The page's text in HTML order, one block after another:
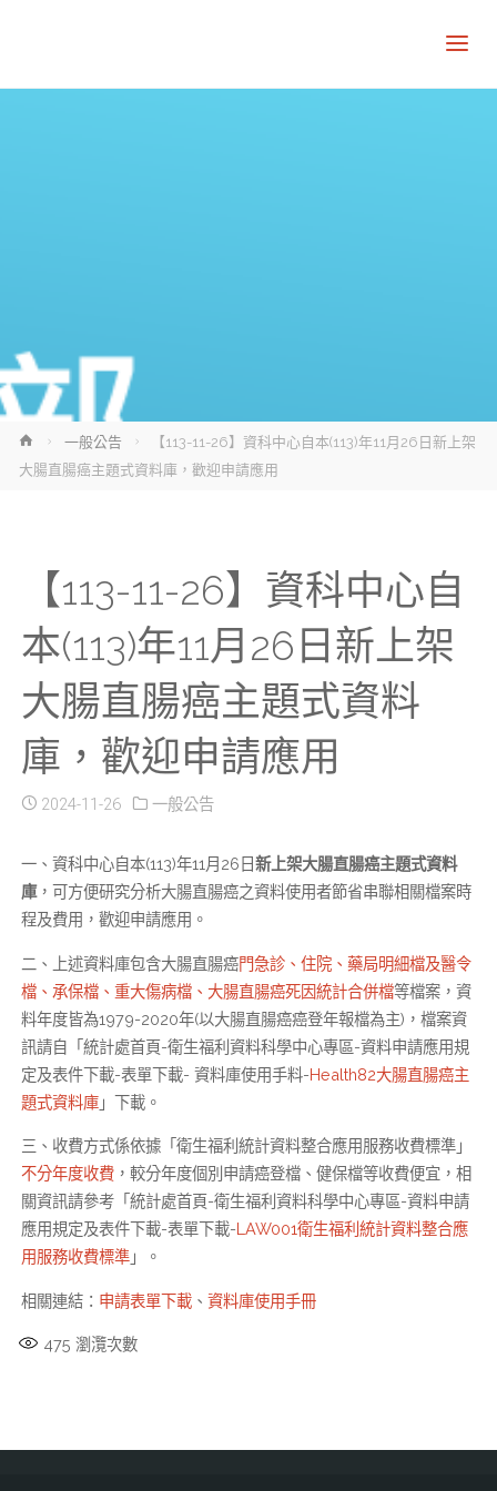
Home一般公告
【113-11-26】資科中心自本(113)年11月26日新上架
大腸直腸癌主題式資料庫，歡迎申請應用
【113-11-26】資科中心自
本(113)年11月26日新上架
大腸直腸癌主題式資料
庫，歡迎申請應用
2024-11-26 一般公告
一、資科中心自本(113)年11月26日新上架大腸直腸癌主題式資料
庫，可方便研究分析大腸直腸癌之資料使用者節省串聯相關檔案時
程及費用，歡迎申請應用。
二、上述資料庫包含大腸直腸癌門急診、住院、藥局明細檔及醫令
檔、承保檔、重大傷病檔、大腸直腸癌死因統計合併檔等檔案，資
料年度皆為1979-2020年(以大腸直腸癌癌登年報檔為主)，檔案資
訊請自「統計處首頁-衛生福利資料科學中心專區-資料申請應用規
定及表件下載-表單下載- 資料庫使用手料-Health82大腸直腸癌主
題式資料庫」下載。
三、收費方式係依據「衛生福利統計資料整合應用服務收費標準」
不分年度收費，較分年度個別申請癌登檔、健保檔等收費便宜，相
關資訊請參考「統計處首頁-衛生福利資料科學中心專區-資料申請
應用規定及表件下載-表單下載-LAW001衛生福利統計資料整合應
用服務收費標準」。
相關連結： 申請表單下載、 資料庫使用手冊
475 瀏灠次數